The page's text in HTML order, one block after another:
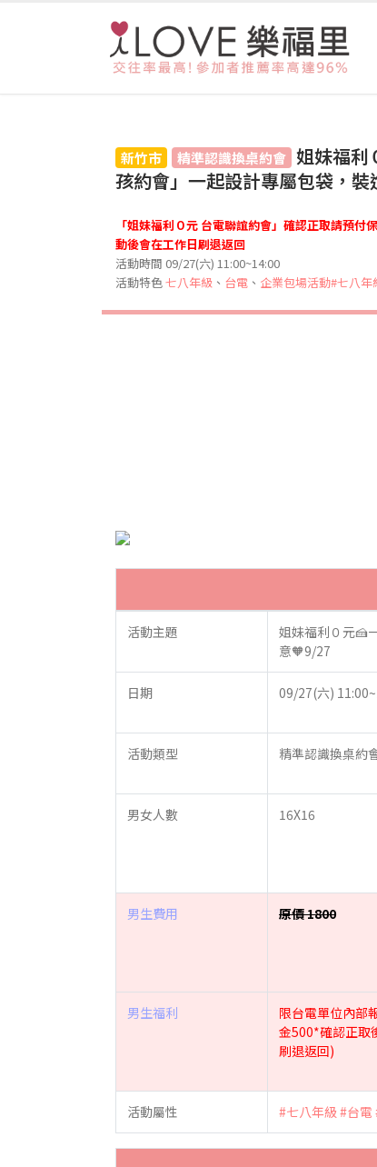
新竹市 精準認識換桌約會 姐妹福利
孩約會」一起設計專屬包袋，
「姐妹福利０元 台電聯誼約會」確認正取請預
動後會在工作日刷退返回
活動時間 09/27(六) 11:00~14:00
活動特色七八年級 、 台電 、 企業包場活動#七八年
活動主題
姐妹福利０元🍰
意🧡9/27
日期 09/27(六)
活動類型 精準認識換桌約
男女人數 16X16
男生費用 原價 1800
男生福利
限台電單位內部
金500*確認正取
刷退返回)
活動屬性 #七八年級 #台電